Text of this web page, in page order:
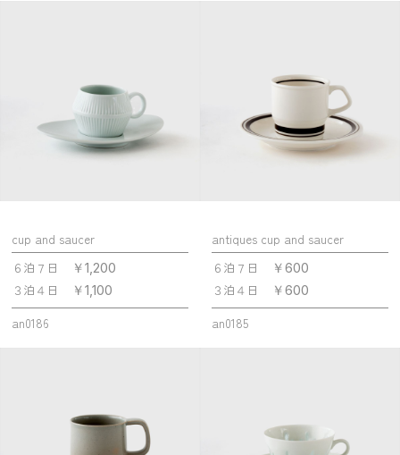
cup and saucer
６泊７日
￥1,200
３泊４日 ￥1,100
an0186
antiques cup and saucer
６泊７日
￥600
３泊４日 ￥600
an0185